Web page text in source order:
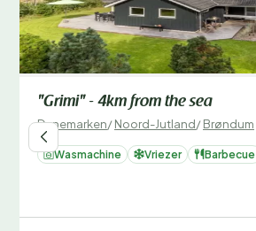
"Grimi" - 4km from the sea
Denemarken/Noord-Jutland/Brøndum
Wasmachine Vriezer Barbecue